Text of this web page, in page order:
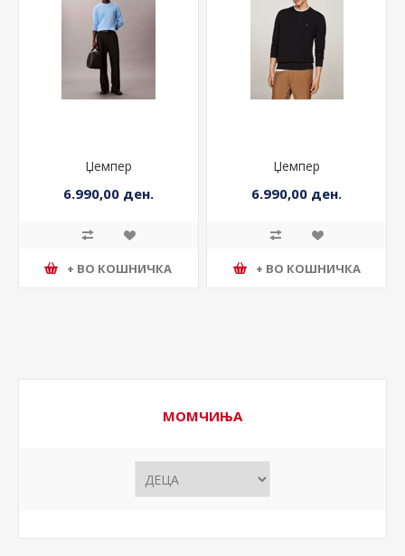
Џемпер
6.990,00 ден.
+ ВО КОШНИЧКА
Џемпер
6.990,00 ден.
+ ВО КОШНИЧКА
МОМЧИЊА